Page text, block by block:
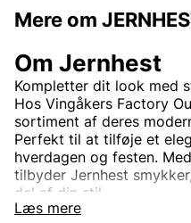
Mere om
Læs mere
Om Jernhest
Kompletter dit look med
Hos Vingåkers Factory
sortiment af deres
Perfekt til at tilføje et
hverdagen og festen.
tilbyder Jernhest
del af din stil.
Shop online eller besøg